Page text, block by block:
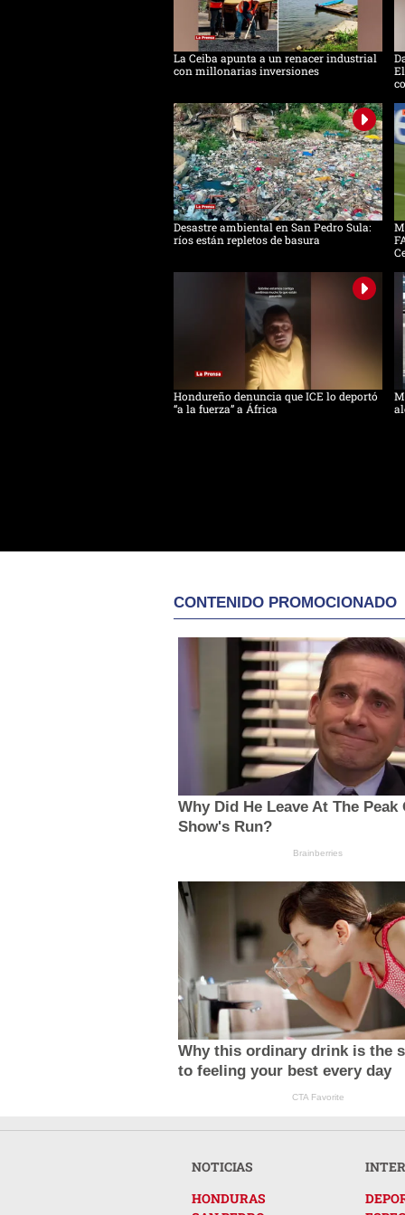
La Ceiba apunta a un renacer industrial
con millonarias inversiones
Desastre ambiental en San Pedro Sula:
ríos están repletos de basura
Hondureño denuncia que ICE lo deportó
“a la fuerza” a África
CONTENIDO PROMOCIONADO
Why Did He Leave At The Peak
Show's Run?
Brainberries
Why this ordinary drink is the
to feeling your best every day
CTA Favorite
NOTICIAS
HONDURAS